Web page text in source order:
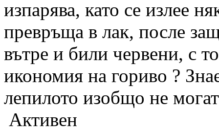
изпарява, като се излее
превръща в лак, после
вътре и били червени, с
икономия на гориво ?
лепилото изобщо не
Активен